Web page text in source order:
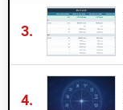
3.
4.